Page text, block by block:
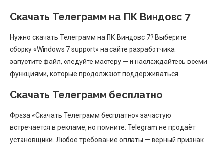
Скачать Телеграмм на ПК Виндовс 7
Нужно скачать Телеграмм на ПК Виндовс 7? Выберите
сборку «Windows 7 support» на сайте разработчика,
запустите файл, следуйте мастеру — и наслаждайтесь всеми
функциями, которые продолжают поддерживаться.
Скачать Телеграмм бесплатно
Фраза «Скачать Телеграмм бесплатно» зачастую
встречается в рекламе, но помните: Telegram не продаёт
установщики. Любое требование оплаты — верный признак